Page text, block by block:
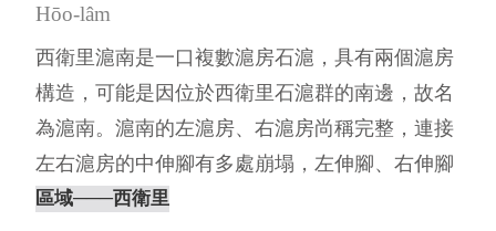
Hōo-lâm
西衛里滬南是一口複數滬房石滬，具有兩個滬房
構造，可能是因位於西衛里石滬群的南邊，故名
為滬南。滬南的左滬房、右滬房尚稱完整，連接
左右滬房的中伸腳有多處崩塌，左伸腳、右伸腳
則是幾近消失，僅勉強看得出有經人⋯
區域───西衛里